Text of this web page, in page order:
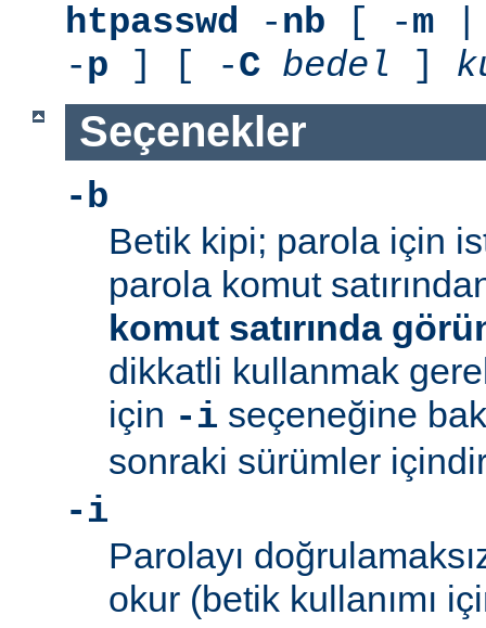
htpasswd -nb [ -m
-p ] [ -C bedel ]
Seçenekler
-b
Betik kipi; parola için
parola komut
komut satırında
dikkatli kullanmak
için -i seçeneğine
sonraki sürümler
-i
Parolayı
okur (betik kullanımı